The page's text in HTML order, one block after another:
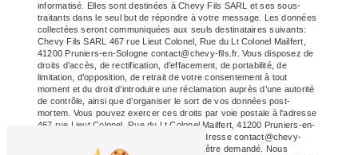
informatisé. Elles sont destinées à Chevy Fils SARL et ses sous-
traitants dans le seul but de répondre à votre message. Les données
collectées seront communiquées aux seuls destinataires suivants:
Chevy Fils SARL 467 rue Lieut Colonel, Rue du Lt Colonel Mailfert,
41200 Pruniers-en-Sologne contact@chevy-fils.fr. Vous disposez de
droits d’accès, de rectification, d’effacement, de portabilité, de
limitation, d’opposition, de retrait de votre consentement à tout
moment et du droit d’introduire une réclamation auprès d’une autorité
de contrôle, ainsi que d’organiser le sort de vos données post-
mortem. Vous pouvez exercer ces droits par voie postale à l'adresse
467 rue Lieut Colonel, Rue du Lt Colonel Mailfert, 41200 Pruniers-en-
Sologne ou par courrier électronique à l'adresse contact@chevy-
fils.fr. Un justificatif d'identité pourra vous être demandé. Nous